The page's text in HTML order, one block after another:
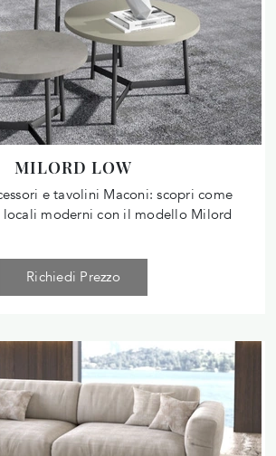
MILORD LOW
e tavolini Maconi: scopri come
moderni con il modello Milord
Richiedi Prezzo